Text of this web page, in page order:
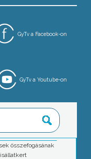
GyTv a Facebook-on
GyTv a Youtube-on
összefogásának